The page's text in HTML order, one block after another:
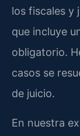
los fiscales y
que incluye
obligatorio.
casos se
de juicio.
En nuestra